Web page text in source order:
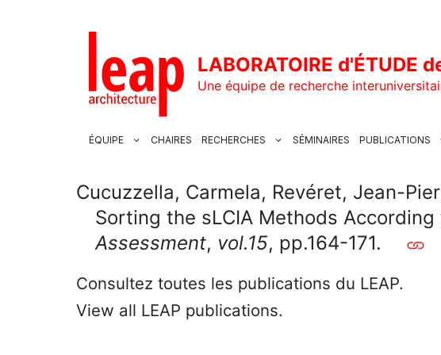
LABORATOIRE d'ÉTUDE
Une équipe de recherche
ÉQUIPE CHAIRES RECHERCHES SÉMINAIRES PUBLICATIONS
Cucuzzella, Carmela, Revéret, Jean-
Sorting the sLCIA Methods
Assessment, vol.15, pp.164-171.
Consultez toutes les publications du LEAP.
View all LEAP publications.